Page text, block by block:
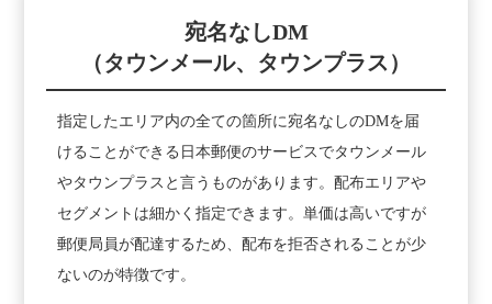
宛名なしDM
（タウンメール、タウンプラス）
指定したエリア内の全ての箇所に宛名なしのDMを届
けることができる日本郵便のサービスでタウンメール
やタウンプラスと言うものがあります。配布エリアや
セグメントは細かく指定できます。単価は高いですが
郵便局員が配達するため、配布を拒否されることが少
ないのが特徴です。